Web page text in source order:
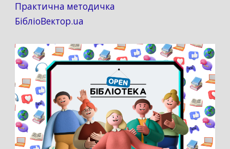
Практична методичка
БібліоВектор.ua